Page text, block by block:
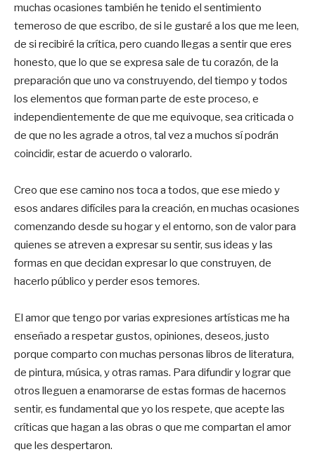
muchas ocasiones también he tenido el sentimiento
temeroso de que escribo, de si le gustaré a los que me leen,
de si recibiré la crítica, pero cuando llegas a sentir que eres
honesto, que lo que se expresa sale de tu corazón, de la
preparación que uno va construyendo, del tiempo y todos
los elementos que forman parte de este proceso, e
independientemente de que me equivoque, sea criticada o
de que no les agrade a otros, tal vez a muchos sí podrán
coincidir, estar de acuerdo o valorarlo.
Creo que ese camino nos toca a todos, que ese miedo y
esos andares difíciles para la creación, en muchas ocasiones
comenzando desde su hogar y el entorno, son de valor para
quienes se atreven a expresar su sentir, sus ideas y las
formas en que decidan expresar lo que construyen, de
hacerlo público y perder esos temores.
El amor que tengo por varias expresiones artísticas me ha
enseñado a respetar gustos, opiniones, deseos, justo
porque comparto con muchas personas libros de literatura,
de pintura, música, y otras ramas. Para difundir y lograr que
otros lleguen a enamorarse de estas formas de hacernos
sentir, es fundamental que yo los respete, que acepte las
críticas que hagan a las obras o que me compartan el amor
que les despertaron.